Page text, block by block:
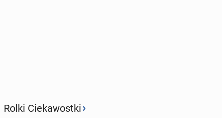
Rolki Ciekawostki›